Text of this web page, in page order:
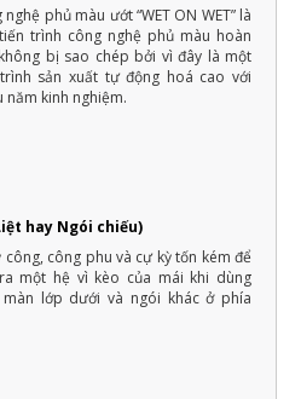
nghệ phủ màu ướt “WET ON WET” là
trình công nghệ phủ màu hoàn
bị sao chép bởi vì đây là một
sản xuất tự động hoá cao với
năm kinh nghiệm.
hay Ngói chiếu)
công, công phu và cự kỳ tốn kém để
một hệ vì kèo của mái khi dùng
màn lớp dưới và ngói khác ở phía